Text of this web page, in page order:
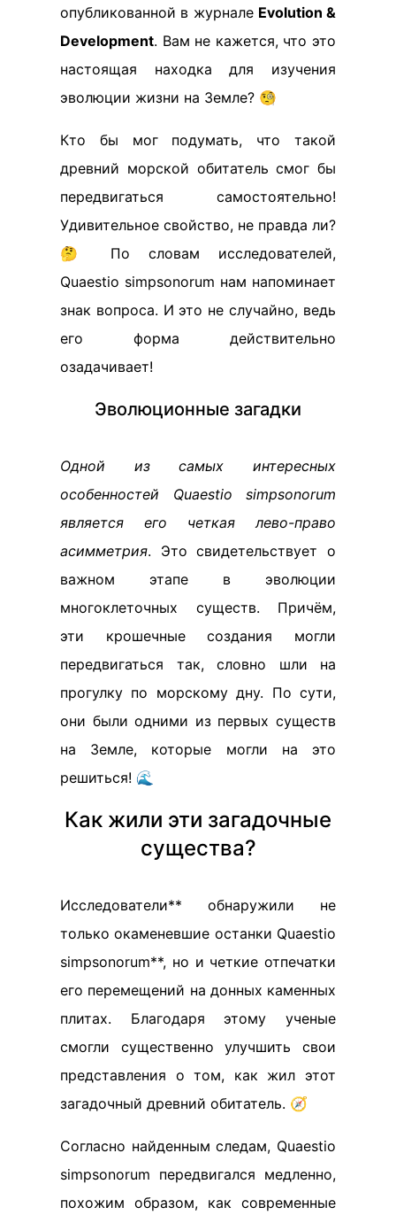
опубликованной в журнале Evolution &
Development. Вам не кажется, что это
настоящая находка для изучения
эволюции жизни на Земле? 🧐
Кто бы мог подумать, что такой
древний морской обитатель смог бы
передвигаться самостоятельно!
Удивительное свойство, не правда ли?
🤔 По словам исследователей,
Quaestio simpsonorum нам напоминает
знак вопроса. И это не случайно, ведь
его форма действительно
озадачивает!
Эволюционные загадки
Одной из самых интересных
особенностей Quaestio simpsonorum
является его четкая лево-право
асимметрия. Это свидетельствует о
важном этапе в эволюции
многоклеточных существ. Причём,
эти крошечные создания могли
передвигаться так, словно шли на
прогулку по морскому дну. По сути,
они были одними из первых существ
на Земле, которые могли на это
решиться! 🌊
Как жили эти загадочные
существа?
Исследователи** обнаружили не
только окаменевшие останки Quaestio
simpsonorum**, но и четкие отпечатки
его перемещений на донных каменных
плитах. Благодаря этому ученые
смогли существенно улучшить свои
представления о том, как жил этот
загадочный древний обитатель. 🧭
Согласно найденным следам, Quaestio
simpsonorum передвигался медленно,
похожим образом, как современные